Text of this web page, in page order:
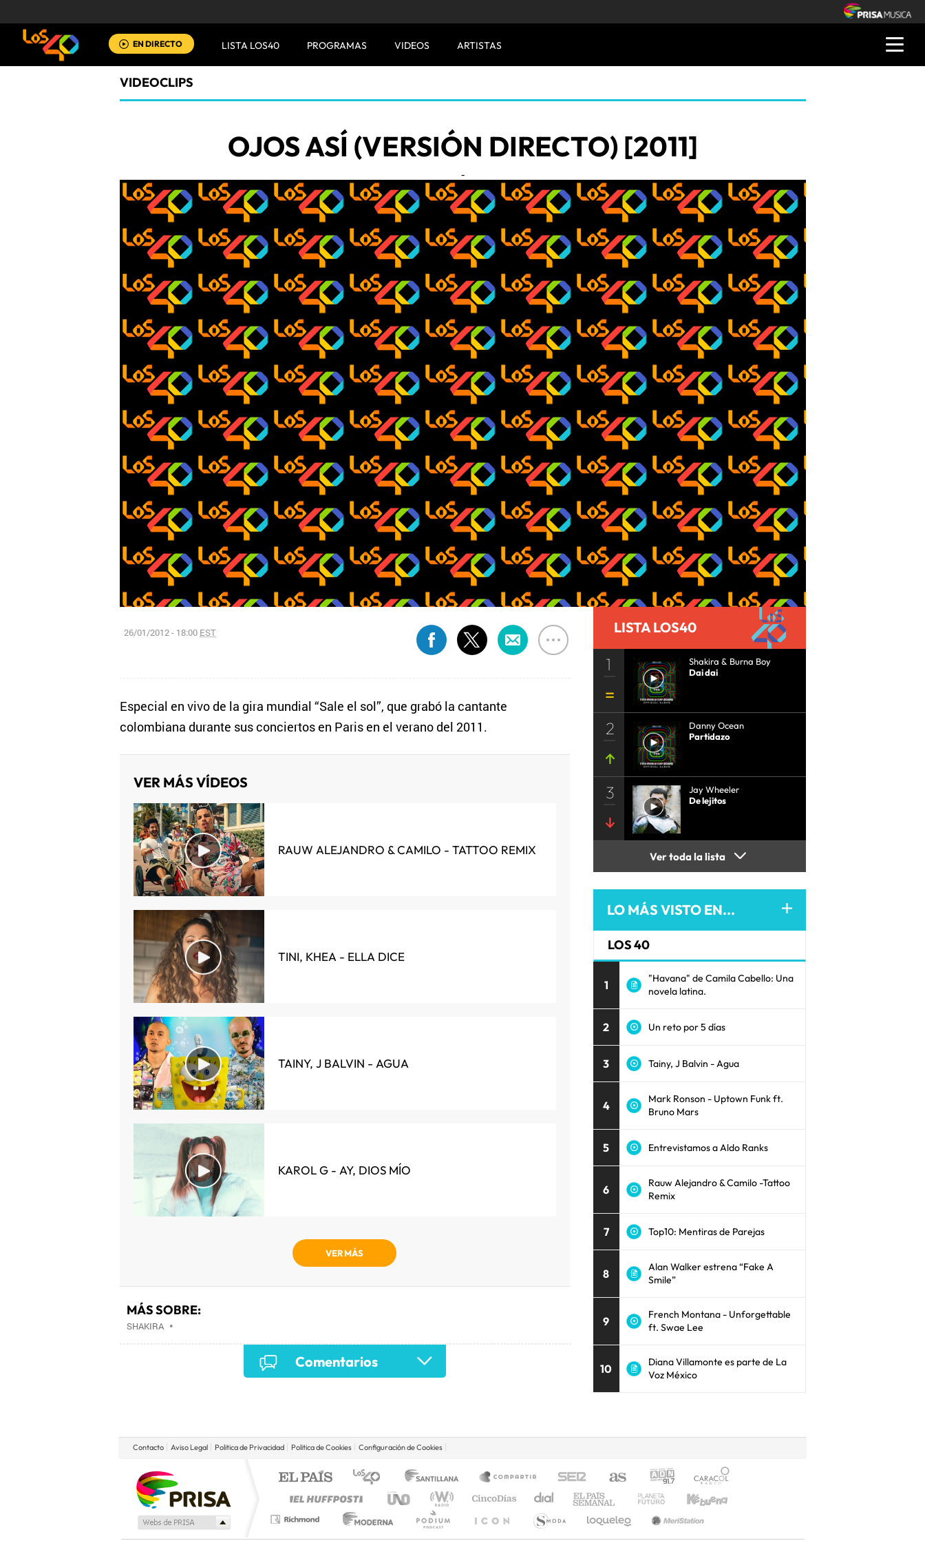
EN DIRECTO LISTA LOS40 PROGRAMAS VIDEOS ARTISTAS
VIDEOCLIPS
OJOS ASÍ (VERSIÓN DIRECTO) [2011]
-
26/01/2012 - 18:00 EST
Especial en vivo de la gira mundial “Sale el sol”, que grabó la cantante
colombiana durante sus conciertos en Paris en el verano del 2011.
VER MÁS VÍDEOS
RAUW ALEJANDRO & CAMILO - TATTOO REMIX
TINI, KHEA - ELLA DICE
TAINY, J BALVIN - AGUA
KAROL G - AY, DIOS MÍO
VER MÁS
MÁS SOBRE:
SHAKIRA•
Comentarios
LISTA LOS40
1
Shakira & Burna Boy
Dai dai
2
Danny Ocean
Partidazo
3
Jay Wheeler
De lejitos
Ver toda la lista
LO MÁS VISTO EN...
LOS 40
1
"Havana" de Camila Cabello: Una
novela latina.
2 Un reto por 5 días
3 Tainy, J Balvin - Agua
4
Mark Ronson - Uptown Funk ft.
Bruno Mars
5 Entrevistamos a Aldo Ranks
6
Rauw Alejandro & Camilo -Tattoo
Remix
7 Top10: Mentiras de Parejas
8
Alan Walker estrena “Fake A
Smile”
9
French Montana - Unforgettable
ft. Swae Lee
10
Diana Villamonte es parte de La
Voz México
Contacto Aviso Legal Politica de Privacidad Politica de Cookies Configuración de Cookies